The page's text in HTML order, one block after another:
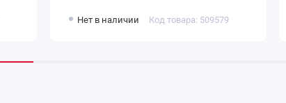
Нет в наличии Код товара: 509579